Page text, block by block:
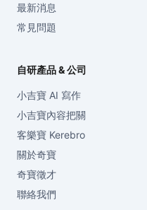
最新消息
常見問題
自研產品 & 公司
小吉寶 AI 寫作
小吉寶內容把關
客樂寶 Kerebro
關於奇寶
奇寶徵才
聯絡我們